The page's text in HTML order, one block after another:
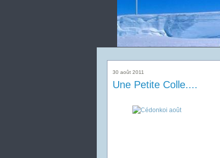
30 août 2011
Une Petite Colle....